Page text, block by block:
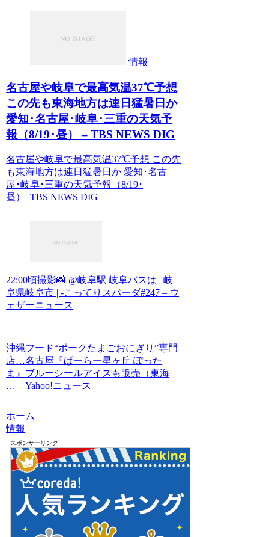
情報
名古屋や岐阜で最高気温37℃予想
この先も東海地方は連日猛暑日か
愛知･名古屋･岐阜･三重の天気予
報（8/19･昼） – TBS NEWS DIG
名古屋や岐阜で最高気温37℃予想 この先
も東海地方は連日猛暑日か 愛知･名古
屋･岐阜･三重の天気予報（8/19･
昼） TBS NEWS DIG
22:00頃撮影📸 @岐阜駅 岐阜バスは | 岐
阜県岐阜市 | -こってりスパーダ#247 – ウ
ェザーニュース
沖縄フード“ポークたまごおにぎり”専門
店…名古屋『ぱーらー星ヶ丘 ぽった
ま』ブルーシールアイスも販売（東海
… – Yahoo!ニュース
ホーム
情報
スポンサーリンク